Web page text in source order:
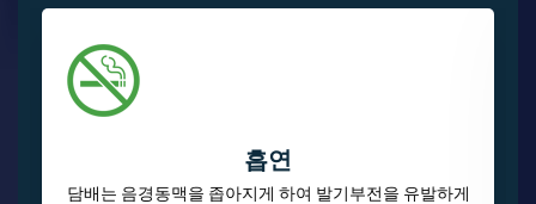
흡연
담배는 음경동맥을 좁아지게 하여 발기부전을 유발하게